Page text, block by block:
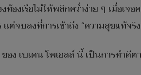
องเรือไม่ให้พลิกคว่ำง่าย ๆ เมื่อเจ
จบลงที่การเข้าถึง “ความสุขแท้จ
อง เบเดน โพเอลล์ นี้ เป็นการทำ